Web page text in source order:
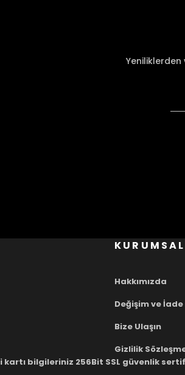
KURUMSAL
Hakkımızda
Değişim ve İade
Bize Ulaşın
Gizlilik
kartı bilgileriniz 256Bit SSL güvenlik